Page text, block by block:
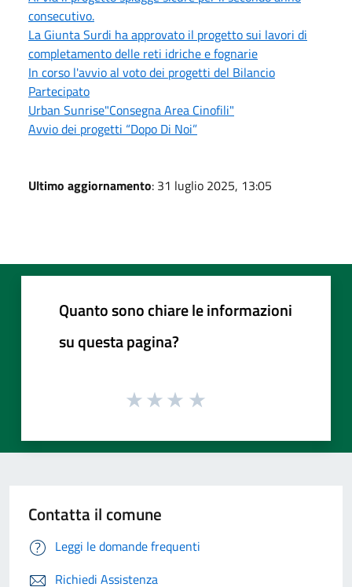
consecutivo.
La Giunta Surdi ha approvato il progetto sui lavori di
completamento delle reti idriche e fognarie
In corso l'avvio al voto dei progetti del Bilancio
Partecipato
Urban Sunrise"Consegna Area Cinofili"
Avvio dei progetti “Dopo Di Noi”
Ultimo aggiornamento: 31 luglio 2025, 13:05
Quanto sono chiare le informazioni
su questa pagina?
Contatta il comune
Leggi le domande frequenti
Richiedi Assistenza